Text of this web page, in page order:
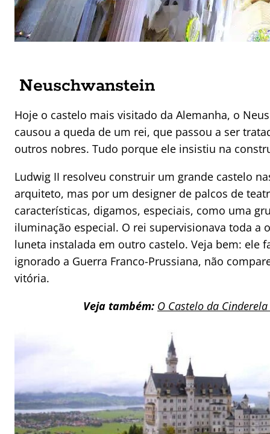
Neuschwanstein
Hoje o castelo mais visitado da Alemanha, o
causou a queda de um rei, que passou a ser
outros nobres. Tudo porque ele insistiu na
Ludwig II resolveu construir um grande castelo
arquiteto, mas por um designer de palcos de
características, digamos, especiais, como uma
iluminação especial. O rei supervisionava toda a
luneta instalada em outro castelo. Veja bem: ele
ignorado a Guerra Franco-Prussiana, não
vitória.
Veja também: O Castelo da